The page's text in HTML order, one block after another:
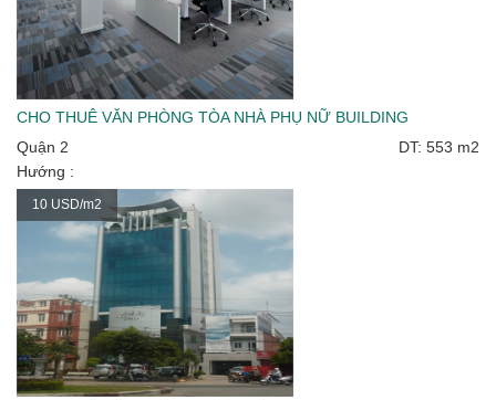
CHO THUÊ VĂN PHÒNG TÒA NHÀ PHỤ NỮ BUILDING
Quận 2
DT: 553 m2
Hướng :
10 USD/m2